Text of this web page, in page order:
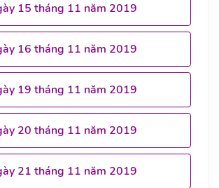
15 tháng 11 năm 2019
16 tháng 11 năm 2019
19 tháng 11 năm 2019
20 tháng 11 năm 2019
21 tháng 11 năm 2019